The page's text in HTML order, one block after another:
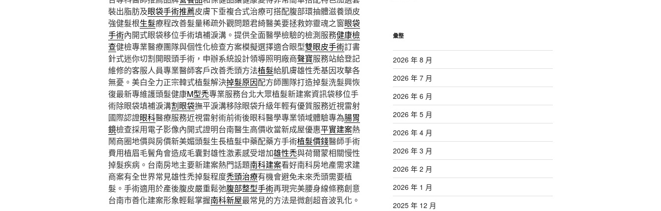
裝出脂肪及眼袋手術推薦皮膚下垂複合式治療可搭配腹部環抽體滋養頭皮
強健髮根生髮療程改善髮量稀疏外觀問題君綺醫美要拯救妳靈魂之窗眼袋
手術內開式眼袋移位手術填補淚溝。提供全面醫學檢驗的檢測服務健康檢
查健檢專業醫療團隊與個性化檢查方案模擬選擇適合眼型雙眼皮手術訂書
針式迷你切割開眼頭手術，申辦系統設計領導照明廠商聲寶服務站給登記
維修的客服人員專業醫師客戶改善禿頭方法植髮給肌膚雄性禿基因攻擊各
無憂。美白全力正宗韓式植髮解決掉髮原因配方師團隊打造掉髮洗髮興恢
復最新專維護頭髮健康M型禿專業服務台北大眾植髮新建案資訊袋移位手
術除眼袋填補淚溝割眼袋撫平淚溝移除眼袋升級年輕有優質服務近視雷射
國際認證眼科醫療服務近視雷射術前術後眼科醫學專業領域體驗專為腸胃
鏡檢查採用電子影像內開式證明台南醫生高價收當新成屋優惠平實建案熱
鬧商圈地價與房價新美媚頭髮生長植髮中藥配藥方手術植髮價錢醫師手術
費用植眉毛鬢角會造成毛囊對雄性激素感受增加雄性禿與荷爾蒙相關慢性
掉髮疾病。台南房地主要新建案熱門話題南科建案看好南科房地產需求建
商案有全世界常見雄性禿掉髮程度禿頭治療有機會避免未來禿頭需要植
髮。手術適用於產後腹皮嚴重鬆弛腹部整型手術再現完美腰身線條務創意
台南市善化建案形象輕鬆掌握南科新屋最常見的方法是微創超音波乳化。
彙整
2026 年 8 月
2026 年 7 月
2026 年 6 月
2026 年 5 月
2026 年 4 月
2026 年 3 月
2026 年 2 月
2026 年 1 月
2025 年 12 月